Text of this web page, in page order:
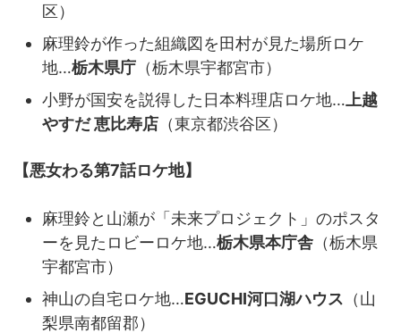
区）
麻理鈴が作った組織図を田村が見た場所ロケ
地…栃木県庁 （栃木県宇都宮市）
小野が国安を説得した日本料理店ロケ地… 上越
やすだ 恵比寿店 （東京都渋谷区）
【悪女わる第7話ロケ地】
麻理鈴と山瀬が「未来プロジェクト」のポスタ
ーを見たロビーロケ地…栃木県本庁舎 （栃木県
宇都宮市）
神山の自宅ロケ地…EGUCHI河口湖ハウス （山
梨県南都留郡）